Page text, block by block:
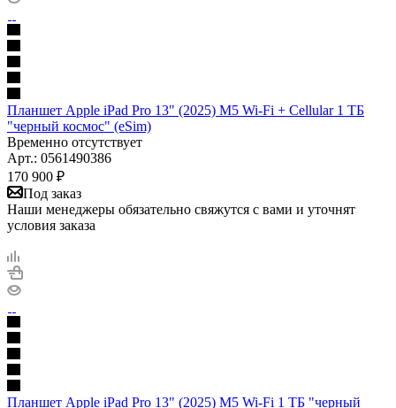
Планшет Apple iPad Pro 13" (2025) M5 Wi-Fi + Cellular 1 ТБ
"черный космос" (eSim)
Временно отсутствует
Арт.: 0561490386
170 900 ₽
Под заказ
Наши менеджеры обязательно свяжутся с вами и уточнят
условия заказа
Планшет Apple iPad Pro 13" (2025) M5 Wi-Fi 1 ТБ "черный